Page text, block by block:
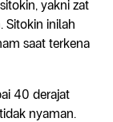
yakni zat
Sitokin inilah
saat terkena
40 derajat
nyaman.